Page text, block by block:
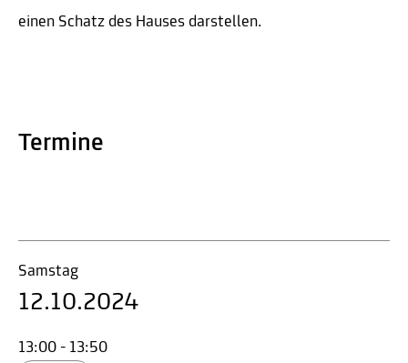
einen Schatz des Hauses darstellen.
Termine
Samstag
12.10.2024
13:00 - 13:50